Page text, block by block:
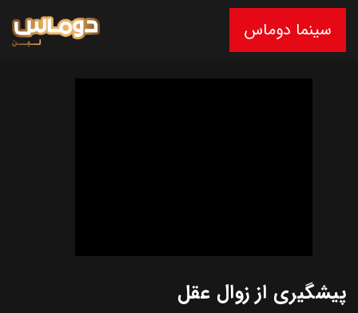
سینما دوماس
پیشگیری از زوال عقل